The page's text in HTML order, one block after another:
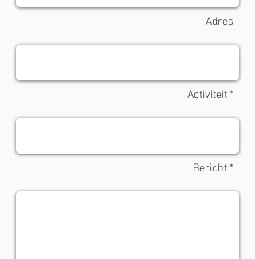
Adres
Activiteit *
Bericht *